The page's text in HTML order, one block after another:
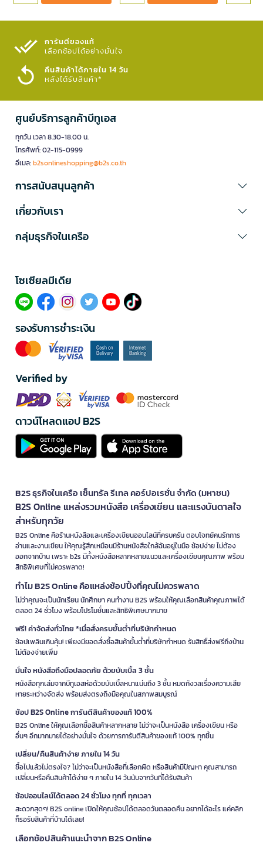
การันตีของแท้
เลือกช้อปได้อย่างมั่นใจ​
คืนสินค้าได้ภายใน 14 วัน
หลังได้รับสินค้า*
ศูนย์บริการลูกค้าบีทูเอส
ทุกวัน เวลา 8.30-18.00 น.
โทรศัพท์: 02-115-0999
อีเมล:b2sonlineshopping@b2s.co.th
การสนับสนุนลูกค้า
เกี่ยวกับเรา
กลุ่มธุรกิจในเครือ
โซเซียลมีเดีย​
รองรับการชำระเงิน
Verified by
ดาวน์โหลดแอป B2S
B2S ธุรกิจในเครือ เซ็นทรัล รีเทล คอร์ปอเรชั่น จำกัด (มหาชน)
B2S Online แหล่งรวมหนังสือ เครื่องเขียน และแรงบันดาลใจ
สำหรับทุกวัย
B2S Online คือร้านหนังสือและเครื่องเขียนออนไลน์ที่ครบครัน ตอบโจทย์คนรักการ
อ่านและงานเขียน ให้คุณรู้สึกเหมือนมีร้านหนังสือใกล้ฉันอยู่ในมือ ช้อปง่าย ไม่ต้อง
ออกจากบ้าน เพราะ b2s มีทั้งหนังสือหลากหลายแนวและเครื่องเขียนคุณภาพ พร้อม
สิทธิพิเศษที่ไม่ควรพลาด!
ทำไม B2S Online คือแหล่งช้อปปิ้งที่คุณไม่ควรพลาด
ไม่ว่าคุณจะเป็นนักเรียน นักศึกษา คนทำงาน B2S พร้อมให้คุณเลือกสินค้าคุณภาพได้
ตลอด 24 ชั่วโมง พร้อมโปรโมชั่นและสิทธิพิเศษมากมาย
ฟรี! ค่าจัดส่งทั่วไทย *เมื่อสั่งครบขั้นต่ำที่บริษัทกำหนด
ช้อปเพลินเกินคุ้ม! เพียงมียอดสั่งซื้อสินค้าขั้นต่ำที่บริษัทกำหนด รับสิทธิ์ส่งฟรีถึงบ้าน
ไม่ต้องจ่ายเพิ่ม
มั่นใจ หนังสือถึงมือปลอดภัย ด้วยบับเบิ้ล 3 ชั้น
หนังสือทุกเล่มจากบีทูเอสห่อด้วยบับเบิ้ลหนาแน่นถึง 3 ชั้น หมดกังวลเรื่องความเสีย
หายระหว่างจัดส่ง พร้อมส่งตรงถึงมือคุณในสภาพสมบูรณ์
ช้อป B2S Online การันตีสินค้าของแท้ 100%
B2S Online ให้คุณเลือกซื้อสินค้าหลากหลาย ไม่ว่าจะเป็นหนังสือ เครื่องเขียน หรือ
อื่นๆ อีกมากมายได้อย่างมั่นใจ ด้วยการการันตีสินค้าของแท้ 100% ทุกชิ้น
เปลี่ยน/คืนสินค้าง่าย ภายใน 14 วัน
ซื้อไปแล้วไม่ตรงใจ? ไม่ว่าจะเป็นหนังสือที่เลือกผิด หรือสินค้ามีปัญหา คุณสามารถ
เปลี่ยนหรือคืนสินค้าได้ง่าย ๆ ภายใน 14 วันนับจากวันที่ได้รับสินค้า
ช้อปออนไลน์ได้ตลอด 24 ชั่วโมง ทุกที่ ทุกเวลา
สะดวกสุดๆ! B2S online เปิดให้คุณช้อปได้ตลอดวันตลอดคืน อยากได้อะไร แค่คลิก
ก็รอรับสินค้าที่บ้านได้เลย!
เลือกช้อปสินค้าแนะนำจาก B2S Online